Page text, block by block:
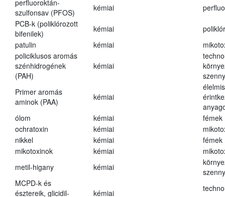
perfluoroktán-
szulfonsav (PFOS)
kémiai
PCB-k (poliklórozott
bifenilek)
kémiai
patulin
kémiai
policiklusos aromás
szénhidrogének
(PAH)
kémiai
Primer aromás
aminok (PAA)
kémiai
ólom
kémiai
fémek
ochratoxin
kémiai
nikkel
kémiai
fémek
mikotoxinok
kémiai
metil-higany
kémiai
MCPD-k és
észtereik, glicidil-
kémiai